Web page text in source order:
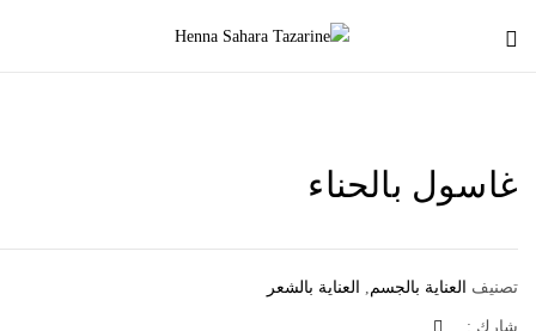
غاسول بالحناء
تصنيف العناية بالجسم, العناية بالشعر
شارك :